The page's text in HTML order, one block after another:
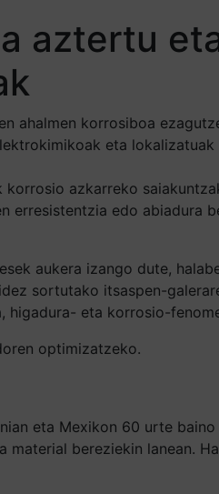
aztertu
ahalmen korrosiboa
eta lokalizatuak
azkarreko
edo abiadura
aukera izango dute,
sortutako itsaspen-
eta korrosio-
optimizatzeko.
eta Mexikon 60 urte
bereziekin lanean.